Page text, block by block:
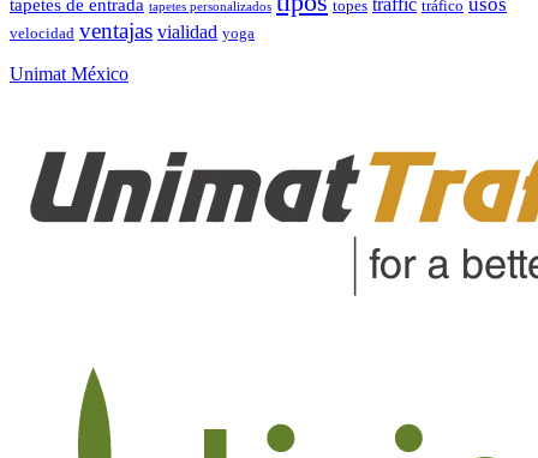
tapetes de entrada tapetes personalizados topes tráfico
velocidad ventajas vialidad yoga
Unimat México